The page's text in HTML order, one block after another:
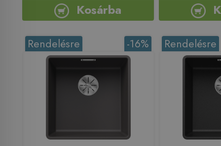
Kosárba
-16%
Rendelésre Rendelésre